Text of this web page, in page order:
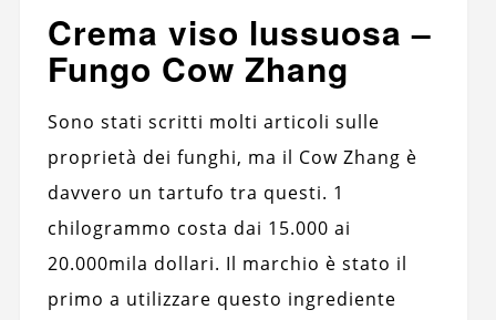
Crema viso lussuosa –
Fungo Cow Zhang
Sono stati scritti molti articoli sulle
proprietà dei funghi, ma il Cow Zhang è
davvero un tartufo tra questi. 1
chilogrammo costa dai 15.000 ai
20.000mila dollari. Il marchio è stato il
primo a utilizzare questo ingrediente